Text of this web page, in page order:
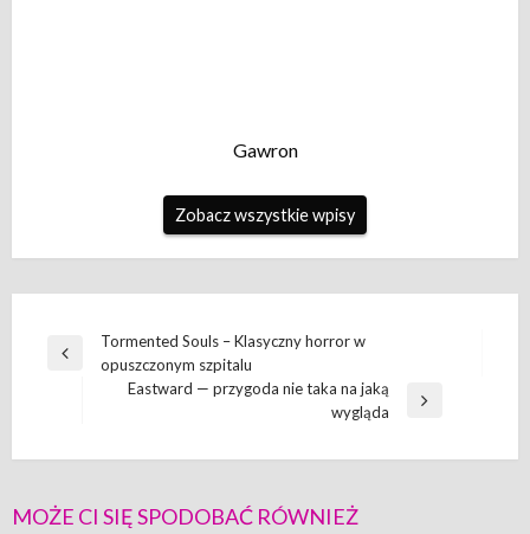
Gawron
Zobacz wszystkie wpisy
Nawigacja
wpisu
Poprzedni
Tormented Souls – Klasyczny horror w
opuszczonym szpitalu
Eastward — przygoda nie taka na jaką
wygląda
MOŻE CI SIĘ SPODOBAĆ RÓWNIEŻ